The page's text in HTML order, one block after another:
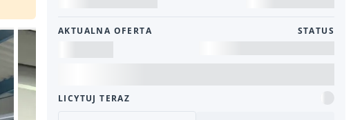
AKTUALNA OFERTA STATUS
LICYTUJ TERAZ